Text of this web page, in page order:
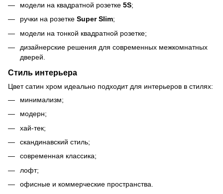
модели на квадратной розетке 5S;
ручки на розетке Super Slim;
модели на тонкой квадратной розетке;
дизайнерские решения для современных межкомнатных
дверей.
Стиль интерьера
Цвет сатин хром идеально подходит для интерьеров в стилях:
минимализм;
модерн;
хай-тек;
скандинавский стиль;
современная классика;
лофт;
офисные и коммерческие пространства.